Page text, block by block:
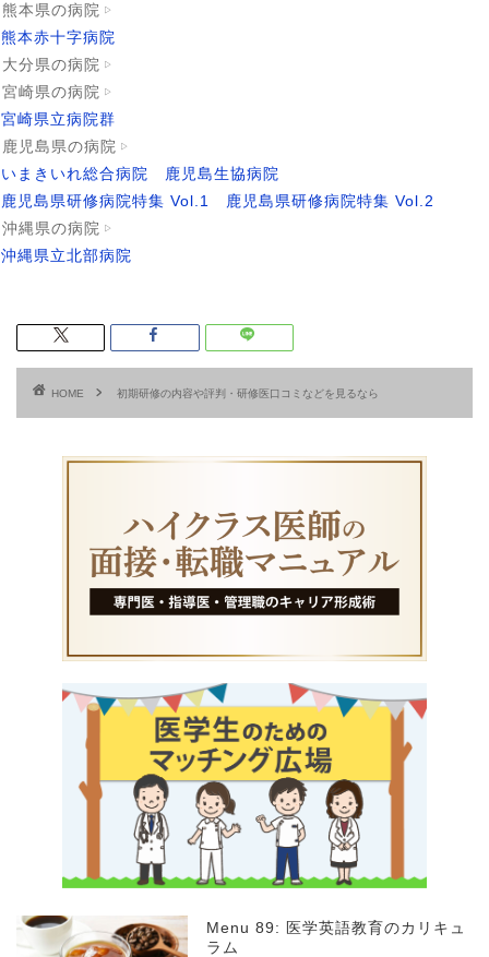
熊本県の病院
熊本赤十字病院
大分県の病院
宮崎県の病院
宮崎県立病院群
鹿児島県の病院
いまきいれ総合病院
鹿児島生協病院
鹿児島県研修病院特集 Vol.1
鹿児島県研修病院特集 Vol.2
沖縄県の病院
沖縄県立北部病院
HOME 初期研修の内容や評判・研修医口コミなどを見るなら
Menu 89: 医学英語教育のカリキュ
ラム